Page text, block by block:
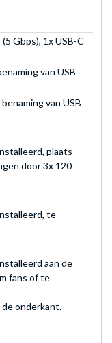
Gbps), 1x USB-C
van USB
van USB
plaats
door 3x 120
te
aan de
fans of te
de onderkant.